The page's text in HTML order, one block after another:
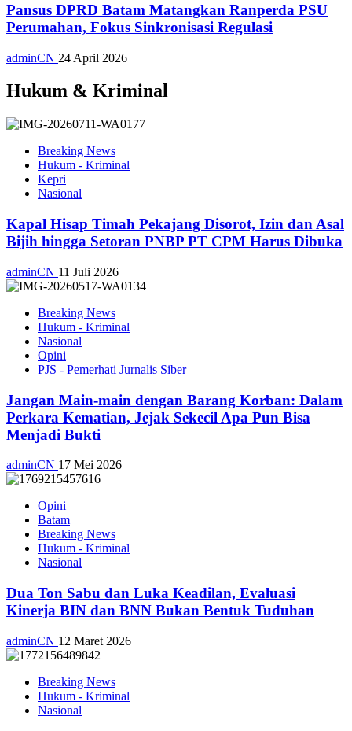
Pansus DPRD Batam Matangkan Ranperda PSU
Perumahan, Fokus Sinkronisasi Regulasi
adminCN 24 April 2026
Hukum & Kriminal
Breaking News
Hukum - Kriminal
Kepri
Nasional
Kapal Hisap Timah Pekajang Disorot, Izin dan Asal
Bijih hingga Setoran PNBP PT CPM Harus Dibuka
adminCN 11 Juli 2026
Breaking News
Hukum - Kriminal
Nasional
Opini
PJS - Pemerhati Jurnalis Siber
Jangan Main-main dengan Barang Korban: Dalam
Perkara Kematian, Jejak Sekecil Apa Pun Bisa
Menjadi Bukti
adminCN 17 Mei 2026
Opini
Batam
Breaking News
Hukum - Kriminal
Nasional
Dua Ton Sabu dan Luka Keadilan, Evaluasi
Kinerja BIN dan BNN Bukan Bentuk Tuduhan
adminCN 12 Maret 2026
Breaking News
Hukum - Kriminal
Nasional